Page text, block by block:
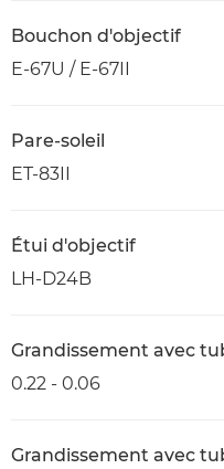
Bouchon d'objectif
E-67U / E-67II
Pare-soleil
ET-83II
Étui d'objectif
LH-D24B
Grandissement avec
0.22 - 0.06
Grandissement avec